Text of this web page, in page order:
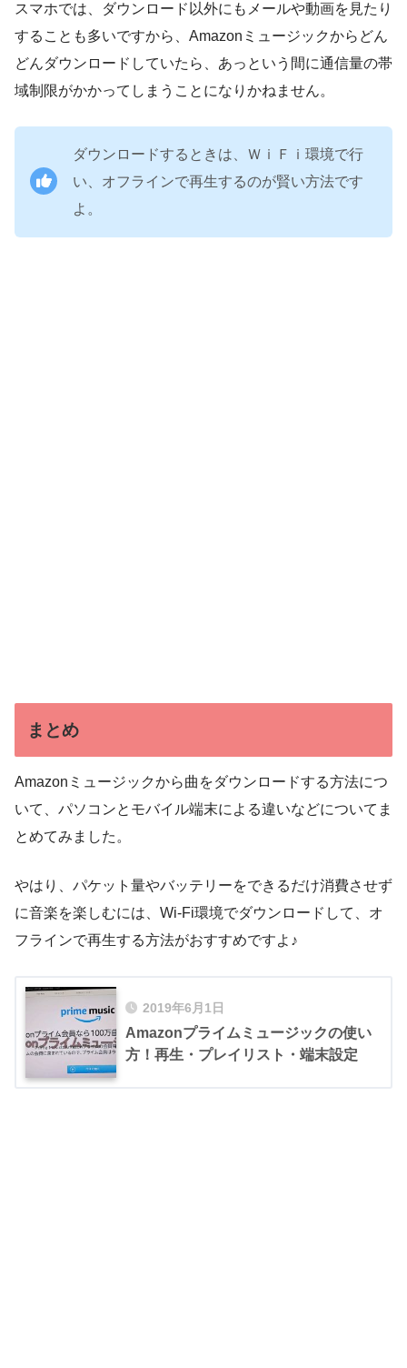
スマホでは、ダウンロード以外にもメールや動画を見たり
することも多いですから、Amazonミュージックからどん
どんダウンロードしていたら、あっという間に通信量の帯
域制限がかかってしまうことになりかねません。
ダウンロードするときは、ＷｉＦｉ環境で行
い、オフラインで再生するのが賢い方法です
よ。
まとめ
Amazonミュージックから曲をダウンロードする方法につ
いて、パソコンとモバイル端末による違いなどについてま
とめてみました。
やはり、パケット量やバッテリーをできるだけ消費させず
に音楽を楽しむには、Wi-Fi環境でダウンロードして、オ
フラインで再生する方法がおすすめですよ♪
2019年6月1日
Amazonプライムミュージックの使い
方！再生・プレイリスト・端末設定